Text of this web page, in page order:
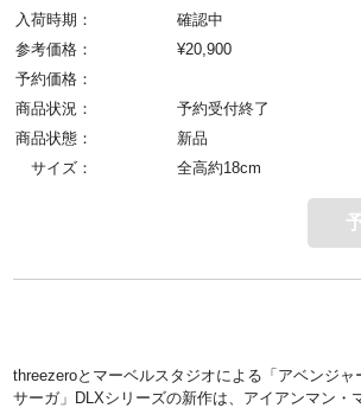
入荷時期：
確認中
参考価格：
¥20,900
予約価格：
商品状況：
予約受付終了
商品状態：
新品
サイズ：
全高約18cm
threezeroとマーベルスタジオによる「アベンジャ
サーガ」DLXシリーズの新作は、アイアンマン・